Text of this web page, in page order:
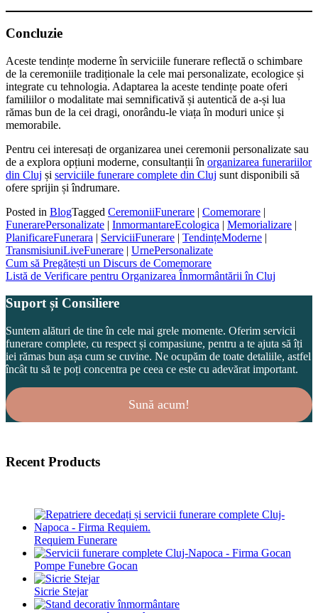
Concluzie
Aceste tendințe moderne în serviciile funerare reflectă o schimbare
de la ceremoniile tradiționale la cele mai personalizate, ecologice și
integrate cu tehnologia. Adaptarea la aceste tendințe poate oferi
familiilor o modalitate mai semnificativă și autentică de a-și lua
rămas bun de la cei dragi, onorându-le viața în moduri unice și
memorabile.
Pentru cei interesați de organizarea unei ceremonii personalizate sau
de a explora opțiuni moderne, consultanții în organizarea funerariilor
din Cluj și serviciile funerare complete din Cluj sunt disponibili să
ofere sprijin și îndrumare.
Posted in BlogTagged CeremoniiFunerare | Comemorare |
FunerarePersonalizate | InmormantareEcologica | Memorializare |
PlanificareFunerara | ServiciiFunerare | TendințeModerne |
TransmisiuniLiveFunerare | UrnePersonalizate
Post
navigation
Cum să Pregătești un Discurs de Comemorare
Listă de Verificare pentru Organizarea Înmormântării în Cluj
Suport și Consiliere
Suntem alături de tine în cele mai grele momente. Oferim servicii
funerare complete, cu respect și compasiune, pentru a te ajuta să îți
iei rămas bun așa cum se cuvine. Ne ocupăm de toate detaliile, astfel
încât tu să te poți concentra pe ceea ce este cu adevărat important.
Sună acum!
Recent Products
Requiem Funerare
Pompe Funebre Gocan
Sicrie Stejar